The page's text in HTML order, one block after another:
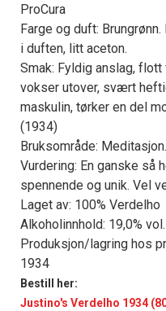
ProCura
Farge og duft:
i duften, litt aceton.
Smak: Fyldig anslag,
vokser utover, svært
maskulin, tørker en del
(1934)
Bruksområde: Meditasjon.
Vurdering: En ganske så
spennende og unik. Vel
Laget av: 100% Verdelho
Alkoholinnhold: 19,0% vol.
Produksjon/lagring hos
1934
Bestill her:
Justino's Verdelho 1934